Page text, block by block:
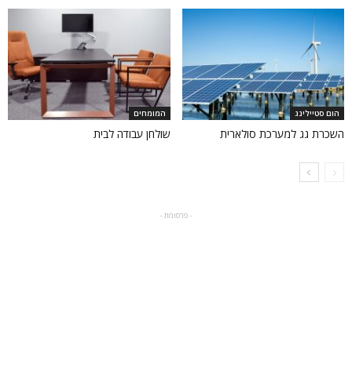
הום סטיילינג
השכרת גג למערכת סולארית
המומחים
שולחן עבודה לבית
- פרסומת -